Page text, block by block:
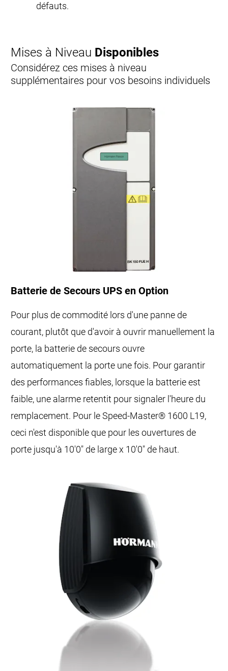
défauts.
Mises à Niveau Disponibles
Considérez ces mises à niveau
supplémentaires pour vos besoins individuels
Batterie de Secours UPS en Option
Pour plus de commodité lors d'une panne de
courant, plutôt que d'avoir à ouvrir manuellement la
porte, la batterie de secours ouvre
automatiquement la porte une fois. Pour garantir
des performances fiables, lorsque la batterie est
faible, une alarme retentit pour signaler l'heure du
remplacement. Pour le Speed-Master® 1600 L19,
ceci n'est disponible que pour les ouvertures de
porte jusqu'à 10'0" de large x 10'0" de haut.